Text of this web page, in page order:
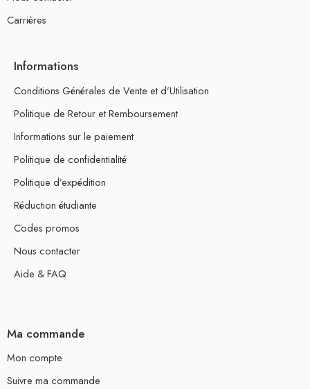
Carrières
Informations
Conditions Générales de Vente et d’Utilisation
Politique de Retour et Remboursement
Informations sur le paiement
Politique de confidentialité
Politique d’expédition
Réduction étudiante
Codes promos
Nous contacter
Aide & FAQ
Ma commande
Mon compte
Suivre ma commande